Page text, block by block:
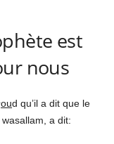
est
nous
oud qu’il a dit que le
a dit: